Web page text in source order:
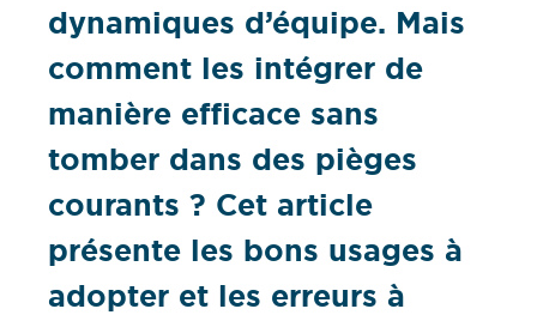
dynamiques d’équipe. Mais
comment les intégrer de
manière efficace sans
tomber dans des pièges
courants ? Cet article
présente les bons usages à
adopter et les erreurs à